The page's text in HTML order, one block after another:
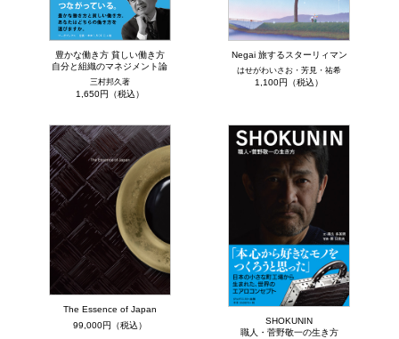
豊かな働き方 貧しい働き方
自分と組織のマネジメント論
三村邦久著
1,650円（税込）
Negai 旅するスターリィマン
はせがわいさお・芳見・祐希
1,100円（税込）
The Essence of Japan
99,000円（税込）
SHOKUNIN
職人・菅野敬一の生き方